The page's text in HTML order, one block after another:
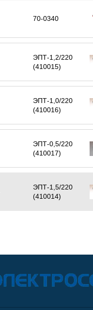
70-0340
ЭПТ-1,2/220
(410015)
ЭПТ-1,0/220
(410016)
ЭПТ-0,5/220
(410017)
ЭПТ-1,5/220
(410014)